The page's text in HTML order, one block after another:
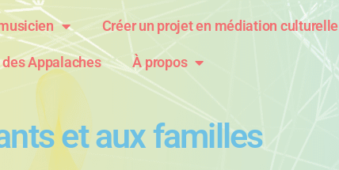
Créer un projet en médiation culturelle
des Appalaches À propos
et aux familles